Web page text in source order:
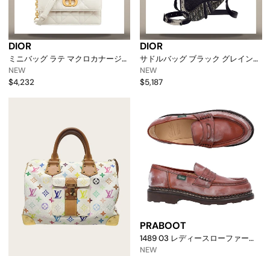
DIOR
ミニバッグ ラテ マクロカナージュ
ヤギ革 S5169udax_m030
158731004 [p]
NEW
$4,232
DIOR
サドルバッグ ブラック グレイン
トリヨンレザー ベージュ & ブラッ
ク オブリークジャカード
NEW
$5,187
PRABOOT
1489 03 レディースローファー
157855402 [p]
NEW